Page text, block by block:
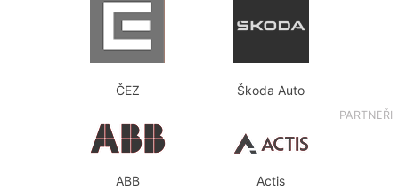
ČEZ Škoda Auto
PARTNEŘI
ABB Actis